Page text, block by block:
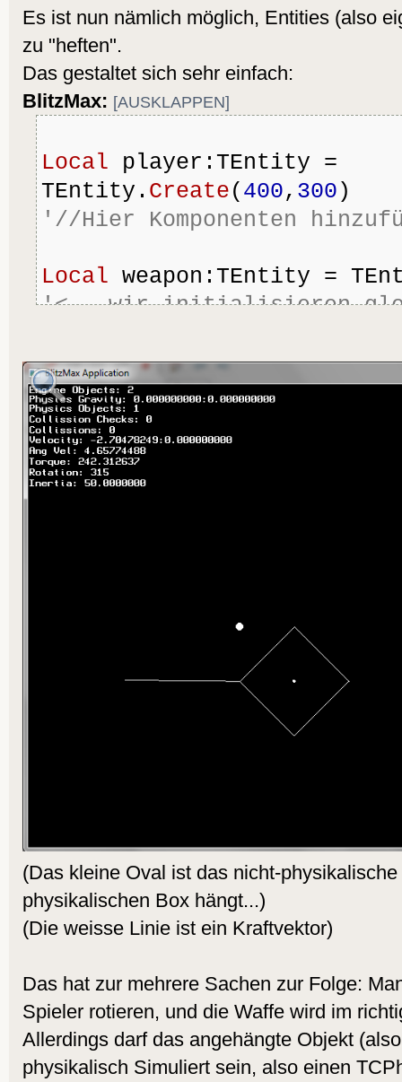
Es ist nun nämlich möglich, Entities (also
zu "heften".
Das gestaltet sich sehr einfach:
BlitzMax: [AUSKLAPPEN]
Local player:TEntity =
TEntity. Create( 400, 300 )
'//Hier Komponenten
Local weapon:TEntity =
'<-- wir initialisieren
'//Hier Komponenten
'//Jetzt kommts:
weapon.SetOrigin
globalen Koordinaten von
(Das kleine Oval ist das nicht-
physikalischen Box hängt...)
(Die weisse Linie ist ein Kraftvektor)
Das hat zur mehrere Sachen zur Folge:
Spieler rotieren, und die Waffe wird im
Allerdings darf das angehängte Objekt
physikalisch Simuliert sein, also einen